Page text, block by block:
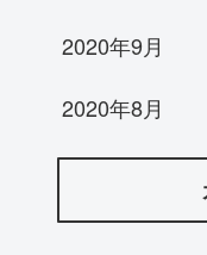
2020年9月
2020年8月